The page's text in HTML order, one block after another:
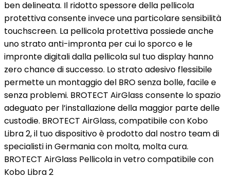
ben delineata. Il ridotto spessore della pellicola
protettiva consente invece una particolare sensibilità
touchscreen. La pellicola protettiva possiede anche
uno strato anti-impronta per cui lo sporco e le
impronte digitali dalla pellicola sul tuo display hanno
zero chance di successo. Lo strato adesivo flessibile
permette un montaggio del BRO senza bolle, facile e
senza problemi. BROTECT AirGlass consente lo spazio
adeguato per l’installazione della maggior parte delle
custodie. BROTECT AirGlass, compatibile con Kobo
Libra 2, il tuo dispositivo è prodotto dal nostro team di
specialisti in Germania con molta, molta cura.
BROTECT AirGlass Pellicola in vetro compatibile con
Kobo Libra 2